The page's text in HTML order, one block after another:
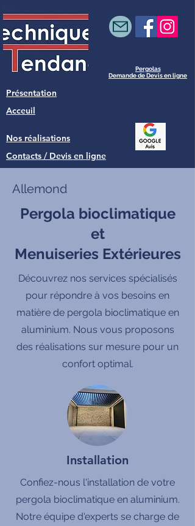
Demande de Devis en ligne
Pergolas
Présentation
Nos réalisations
Contacts / Devis en ligne
Acceuil
Allemond
Pergola bioclimatique
et
Menuiseries Extérieures
Découvrez nos services spécialisés
pour répondre à vos besoins en
matière de pergola bioclimatique en
aluminium. Nous vous proposons
des réalisations sur mesure pour un
confort optimal.
Installation
Confiez-nous l'installation de votre
pergola bioclimatique en aluminium.
Notre équipe d'experts se charge de